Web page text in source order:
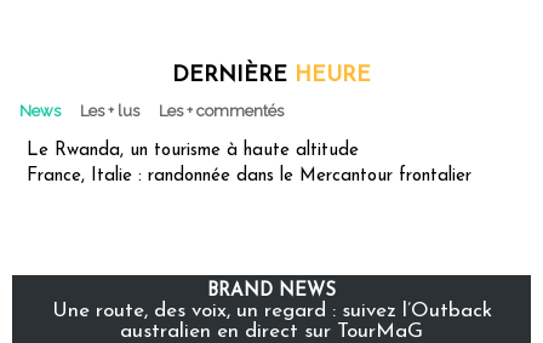
DERNIÈRE HEURE
News Les + lus Les + commentés
Le Rwanda, un tourisme à haute altitude
France, Italie : randonnée dans le Mercantour frontalier
BRAND NEWS
Une route, des voix, un regard : suivez l’Outback
australien en direct sur TourMaG